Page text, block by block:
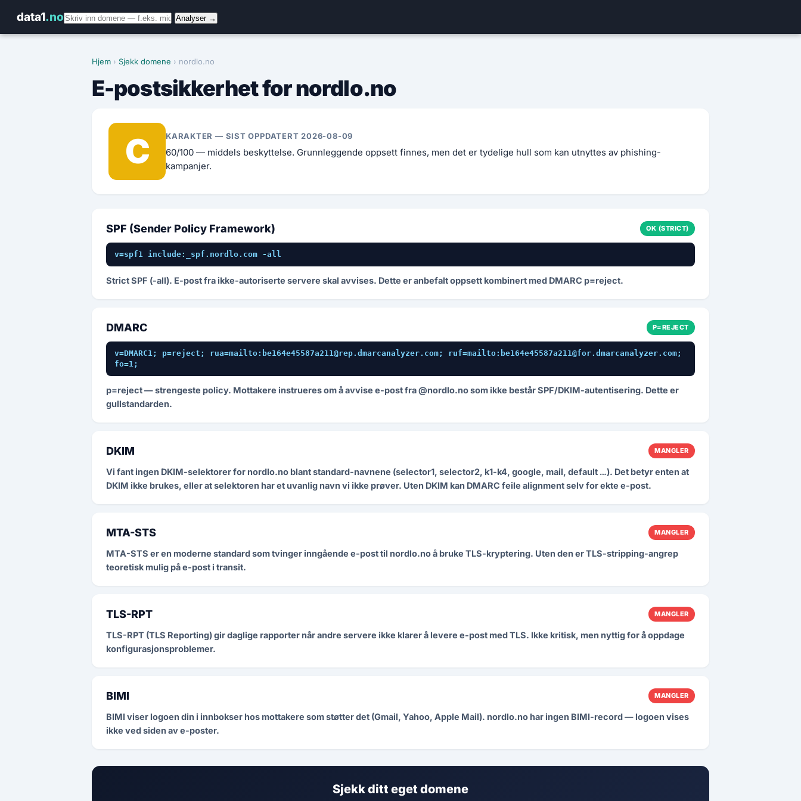
data1.no Analyser →
Hjem › Sjekk domene › nordlo.no
E-postsikkerhet for nordlo.no
C KARAKTER — SIST OPPDATERT 2026-08-09
60/100 — middels beskyttelse. Grunnleggende oppsett finnes, men det er tydelige hull som kan utnyttes av phishing-
kampanjer.
SPF (Sender Policy Framework) OK (STRICT)
v=spf1 include:_spf.nordlo.com -all
Strict SPF (-all). E-post fra ikke-autoriserte servere skal avvises. Dette er anbefalt oppsett kombinert med DMARC p=reject.
DMARC P=REJECT
v=DMARC1; p=reject; rua=mailto:be164e45587a211@rep.dmarcanalyzer.com; ruf=mailto:be164e45587a211@for.dmarcanalyzer.com;
fo=1;
p=reject — strengeste policy. Mottakere instrueres om å avvise e-post fra @nordlo.no som ikke består SPF/DKIM-autentisering. Dette er
gullstandarden.
DKIM MANGLER
Vi fant ingen DKIM-selektorer for nordlo.no blant standard-navnene (selector1, selector2, k1-k4, google, mail, default …). Det betyr enten at
DKIM ikke brukes, eller at selektoren har et uvanlig navn vi ikke prøver. Uten DKIM kan DMARC feile alignment selv for ekte e-post.
MTA-STS MANGLER
MTA-STS er en moderne standard som tvinger inngående e-post til nordlo.no å bruke TLS-kryptering. Uten den er TLS-stripping-angrep
teoretisk mulig på e-post i transit.
TLS-RPT MANGLER
TLS-RPT (TLS Reporting) gir daglige rapporter når andre servere ikke klarer å levere e-post med TLS. Ikke kritisk, men nyttig for å oppdage
konfigurasjonsproblemer.
BIMI MANGLER
BIMI viser logoen din i innbokser hos mottakere som støtter det (Gmail, Yahoo, Apple Mail). nordlo.no har ingen BIMI-record — logoen vises
ikke ved siden av e-poster.
Sjekk ditt eget domene